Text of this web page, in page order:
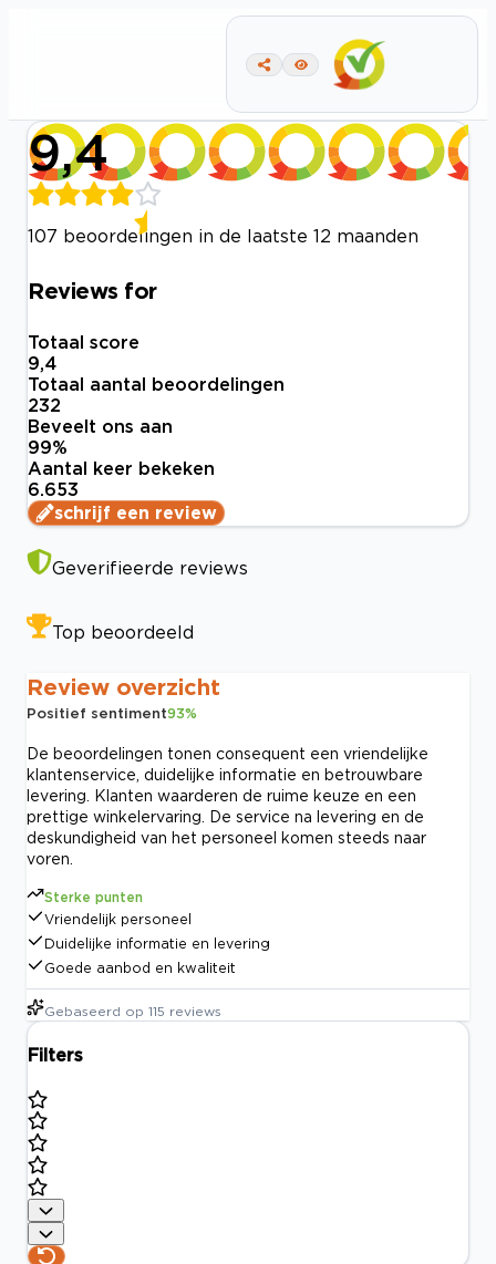
9,4
107 beoordelingen in de laatste 12 maanden
Reviews for
Totaal score
9,4
Totaal aantal beoordelingen
232
Beveelt ons aan
99%
Aantal keer bekeken
6.653
schrijf een review
Geverifieerde reviews
Top beoordeeld
Review overzicht
Positief sentiment93%
De beoordelingen tonen consequent een vriendelijke
klantenservice, duidelijke informatie en betrouwbare
levering. Klanten waarderen de ruime keuze en een
prettige winkelervaring. De service na levering en de
deskundigheid van het personeel komen steeds naar
voren.
Sterke punten
Vriendelijk personeel
Duidelijke informatie en levering
Goede aanbod en kwaliteit
Gebaseerd op 115 reviews
Filters